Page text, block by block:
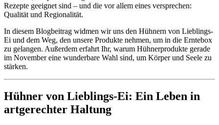
Rezepte geeignet sind – und die vor allem eines versprechen:
Qualität und Regionalität.
In diesem Blogbeitrag widmen wir uns den Hühnern von Lieblings-
Ei und dem Weg, den unsere Produkte nehmen, um in die Erntebox
zu gelangen. Außerdem erfahrt Ihr, warum Hühnerprodukte gerade
im November eine wunderbare Wahl sind, um Körper und Seele zu
stärken.
Hühner von Lieblings-Ei: Ein Leben in
artgerechter Haltung